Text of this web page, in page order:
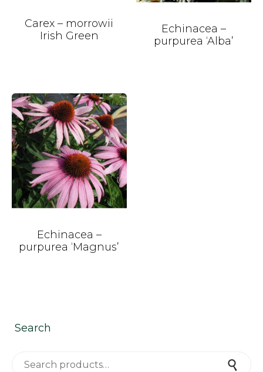
Carex – morrowii
Irish Green
Echinacea –
purpurea ‘Alba’
Echinacea –
purpurea ‘Magnus’
Search